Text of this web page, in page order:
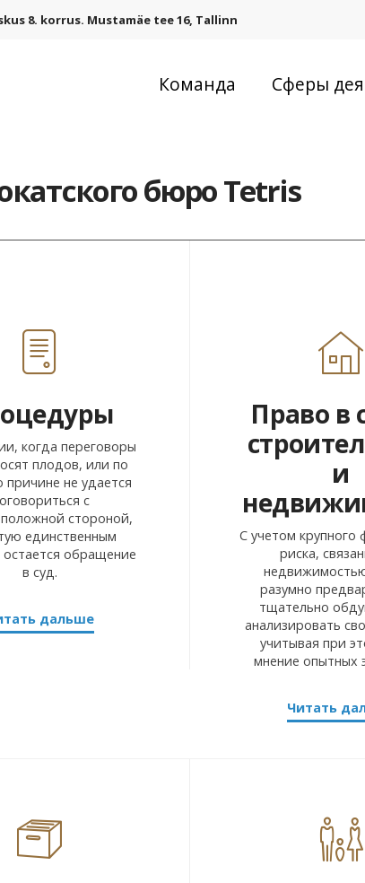
8. korrus. Mustamäe tee 16, Tallinn
Команда Сферы
бюро Tetris
когда переговоры
плодов, или по
причине не удается
с
стороной,
единственным
обращение
в суд.
дальше
Право в
и
С учетом крупного
риска,
разумно
тщательно
анализировать
учитывая при
мнение опытных
Читать